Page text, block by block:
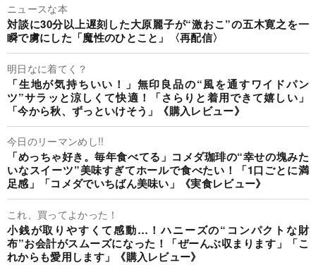
ニュースな本
対談に30分以上遅刻した大原麗子が“激おこ”の五木寛之を一
瞬で虜にした「魔性のひとこと」〈再配信〉
明日なに着てく？
「生地が気持ちいい！」無印良品の“風を通すワイドパン
ツ”サラッと涼しくて快適！「さらりと着用できて嬉しい」
「今から秋、ずっといけそう」《購入レビュー》
今日のリーマンめし!!
「めっちゃ好き。毎年食べてる」コメダ珈琲の“幸せの塊みた
いなスイーツ”美味すぎてホールで食べたい！「1口ごとに満
足感」「コメダでいちばん美味い」《実食レビュー》
これ、買ってよかった！
小銭が取りやすくて感動…！ハニーズの“コンパクトな財
布”お会計がスムーズになった！「ぜーんぶ収まります」「こ
れからも愛用します」《購入レビュー》